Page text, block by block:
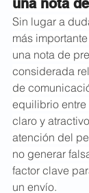
una nota
Sin lugar a
más
una nota de
considerada
de
equilibrio entre
claro y
atención del
no generar
factor clave
un envío.